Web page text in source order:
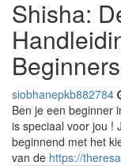
Shisha:
siobhanepkb882784
Ben je een beginner
is speciaal voor jou !
beginnend met het
van de https://